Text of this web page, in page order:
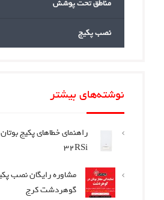
مناطق تحت پوشش
نصب پکیج
نوشته‌های بیشتر
32RSi
مشاوره رایگان نصب
گوهردشت کرج